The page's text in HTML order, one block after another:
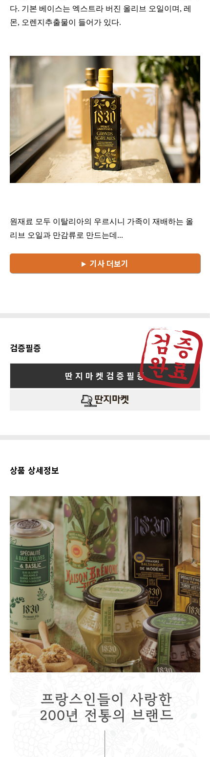
다. 기본 베이스는 엑스트라 버진 올리브 오일이며, 레
몬, 오렌지추출물이 들어가 있다.
원재료 모두 이탈리아의 우르시니 가족이 재배하는 올
리브 오일과 만감류로 만드는데...
기사 더보기
검증필증
딴 지 마 켓 검 증 필 증
상품 상세정보